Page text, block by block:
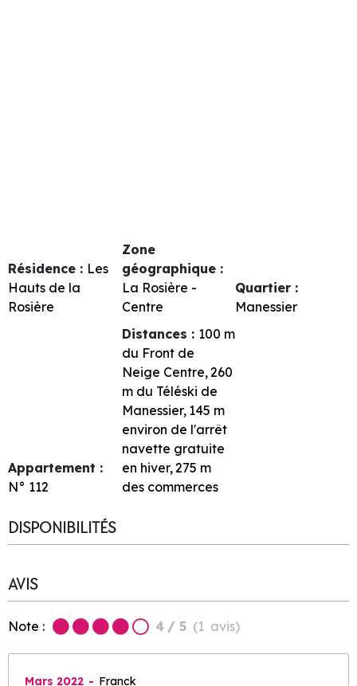
Résidence : Les
Hauts de la
Rosière
Zone
géographique :
La Rosière -
Centre
Quartier :
Manessier
Appartement :
N° 112
Distances : 100 m
du Front de
Neige Centre 260
m du Téléski de
Manessier 145 m
environ de l'arrêt
navette gratuite
en hiver 275 m
des commerces
DISPONIBILITÉS
AVIS
Note : 4 / 5 (1 avis)
Mars 2022 Franck